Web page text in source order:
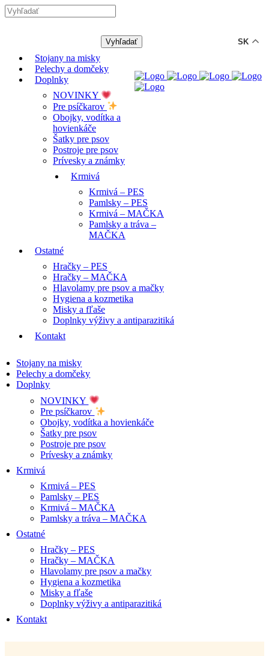
Stojany na misky
Pelechy a domčeky
Doplnky
NOVINKY
Pre psíčkarov
Obojky, vodítka a
hovienkáče
Šatky pre psov
Postroje pre psov
Prívesky a známky
Krmivá
Krmivá – PES
Pamlsky – PES
Krmivá – MAČKA
Pamlsky a tráva –
MAČKA
Ostatné
Hračky – PES
Hračky – MAČKA
Hlavolamy pre psov a mačky
Hygiena a kozmetika
Misky a fľaše
Doplnky výživy a antiparazitiká
Kontakt
Stojany na misky
Pelechy a domčeky
Doplnky
NOVINKY
Pre psíčkarov
Obojky, vodítka a hovienkáče
Šatky pre psov
Postroje pre psov
Prívesky a známky
Krmivá
Krmivá – PES
Pamlsky – PES
Krmivá – MAČKA
Pamlsky a tráva – MAČKA
Ostatné
Hračky – PES
Hračky – MAČKA
Hlavolamy pre psov a mačky
Hygiena a kozmetika
Misky a fľaše
Doplnky výživy a antiparazitiká
Kontakt
SK
-12% ZĽAVA s kódom "LETO12"